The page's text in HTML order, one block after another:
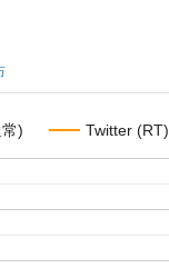
) Twitter (RT)